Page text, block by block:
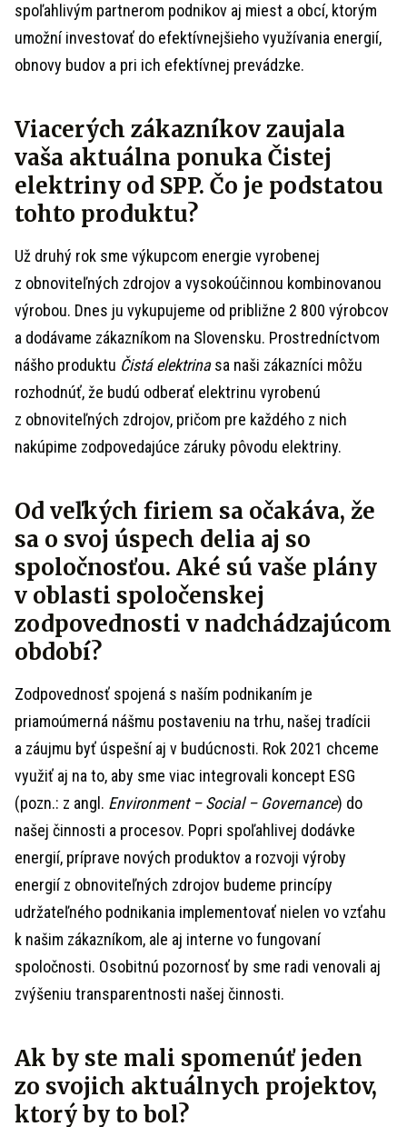
spoľahlivým partnerom podnikov aj miest a obcí, ktorým
umožní investovať do efektívnejšieho využívania energií,
obnovy budov a pri ich efektívnej prevádzke.
Viacerých zákazníkov zaujala
vaša aktuálna ponuka Čistej
elektriny od SPP. Čo je podstatou
tohto produktu?
Už druhý rok sme výkupcom energie vyrobenej
z obnoviteľných zdrojov a vysokoúčinnou kombinovanou
výrobou. Dnes ju vykupujeme od približne 2 800 výrobcov
a dodávame zákazníkom na Slovensku. Prostredníctvom
nášho produktu Čistá elektrinasa naši zákazníci môžu
rozhodnúť, že budú odberať elektrinu vyrobenú
z obnoviteľných zdrojov, pričom pre každého z nich
nakúpime zodpovedajúce záruky pôvodu elektriny.
Od veľkých firiem sa očakáva, že
sa o svoj úspech delia aj so
spoločnosťou. Aké sú vaše plány
v oblasti spoločenskej
zodpovednosti v nadchádzajúcom
období?
Zodpovednosť spojená s naším podnikaním je
priamoúmerná nášmu postaveniu na trhu, našej tradícii
a záujmu byť úspešní aj v budúcnosti. Rok 2021 chceme
využiť aj na to, aby sme viac integrovali koncept ESG
(pozn.: z angl. Environment – Social – Governance) do
našej činnosti a procesov. Popri spoľahlivej dodávke
energií, príprave nových produktov a rozvoji výroby
energií z obnoviteľných zdrojov budeme princípy
udržateľného podnikania implementovať nielen vo vzťahu
k našim zákazníkom, ale aj interne vo fungovaní
spoločnosti. Osobitnú pozornosť by sme radi venovali aj
zvýšeniu transparentnosti našej činnosti.
Ak by ste mali spomenúť jeden
zo svojich aktuálnych projektov,
ktorý by to bol?